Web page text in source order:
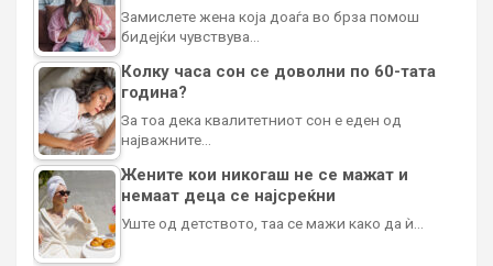
Замислете жена која доаѓа во брза помош
бидејќи чувствува…
Колку часа сон се доволни по 60-тата
година?
За тоа дека квалитетниот сон е еден од
најважните…
Жените кои никогаш не се мажат и
немаат деца се најсреќни
Уште од детството, таа се мажи како да ѝ…